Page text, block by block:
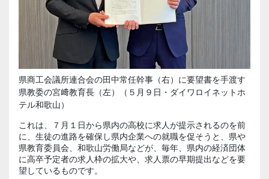
県商工会議所連合会の田中常任幹事（右）に要望書を手渡す
県教委の宮﨑教育長（左）（５月９日・ダイワロイネットホ
テル和歌山）
これは、７月１日から県内の高校に求人が提示されるのを前
に、生徒の進路を確保し県内企業への就職を促そうと、県や
県教育委員会、和歌山労働局などが、毎年、県内の経済団体
に高卒予定者の求人枠の拡大や、求人票の早期提出などを要
望しているものです。